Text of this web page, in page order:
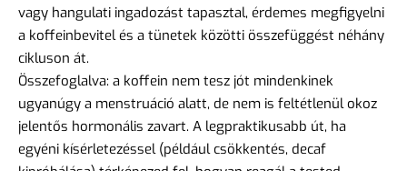
vagy hangulati ingadozást tapasztal, érdemes megfigyelni
a koffeinbevitel és a tünetek közötti összefüggést néhány
cikluson át.
Összefoglalva: a koffein nem tesz jót mindenkinek
ugyanúgy a menstruáció alatt, de nem is feltétlenül okoz
jelentős hormonális zavart. A legpraktikusabb út, ha
egyéni kísérletezéssel (például csökkentés, decaf